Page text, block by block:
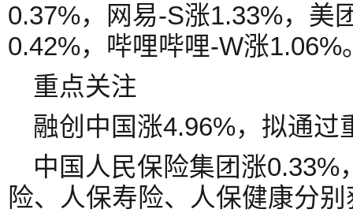
0.37%，网易-S涨1.33%，美
0.42%，哔哩哔哩-W涨1.06%
重点关注
融创中国涨4.96%，拟通
中国人民保险集团涨
险、人保寿险、人保健康分